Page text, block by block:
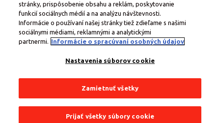
Všetky práva vyhradené © Edenred Slovensko
stránky, prispôsobenie obsahu a reklám, poskytovanie
funkcií sociálnych médií a na analýzu návštevnosti.
Informácie o používaní našej stránky tiež zdieľame s našimi
sociálnymi médiami, reklamnými a analytickými
partnermi. Informácie o spracúvaní osobných údajov
Nastavenia súborov cookie
Zamietnuť všetky
Prijať všetky súbory cookie